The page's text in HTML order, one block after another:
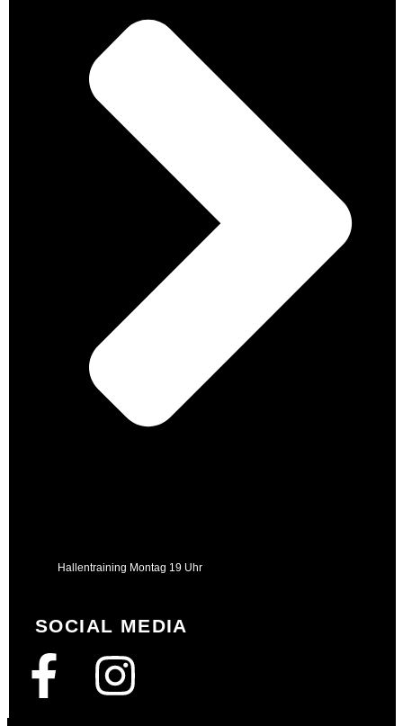
Hallentraining Montag 19 Uhr
SOCIAL MEDIA